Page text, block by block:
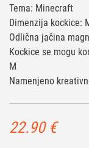
Tema: Minecraft
Dimenzija kockice:
Odlična jačina
Kockice se mogu
M
Namenjeno
22.90 €